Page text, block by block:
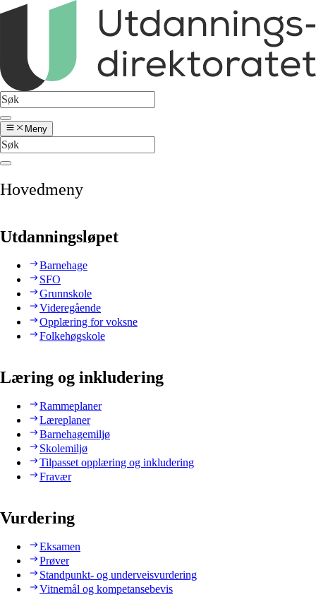
Meny
Hovedmeny
Utdanningsløpet
Barnehage
SFO
Grunnskole
Videregående
Opplæring for voksne
Folkehøgskole
Læring og inkludering
Rammeplaner
Læreplaner
Barnehagemiljø
Skolemiljø
Tilpasset opplæring og inkludering
Fravær
Vurdering
Eksamen
Prøver
Standpunkt- og underveisvurdering
Vitnemål og kompetansebevis